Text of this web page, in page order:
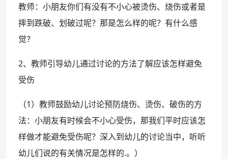
教师：小朋友你们有没有不小心被烫伤、烧伤或者是
摔到跌破、划破过呢？那是怎么样的呢？有什么感
觉？
2、教师引导幼儿通过讨论的方法了解应该怎样避免
受伤
（1）教师鼓励幼儿讨论预防烧伤、烫伤、破伤的方
法：小朋友有时候会不小心受伤，那我们平时应该怎
样做才能避免受伤呢？深入到幼儿的讨论当中，听听
幼儿们说的有关情况是怎样的.。）